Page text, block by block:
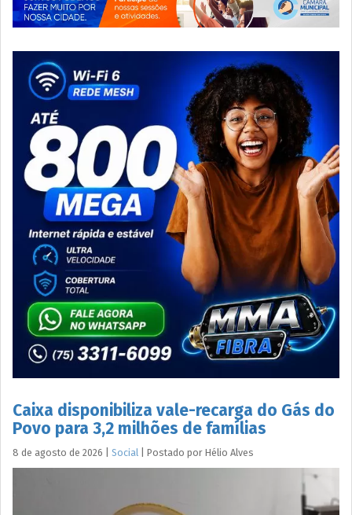
Caixa disponibiliza vale-recarga do Gás do
Povo para 3,2 milhões de famílias
8 de agosto de 2026 Social Postado por Hélio Alves